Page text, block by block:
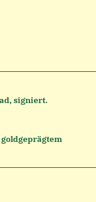
signiert.